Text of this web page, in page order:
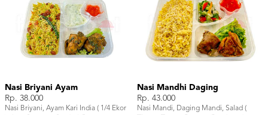
Nasi Briyani Ayam
Rp. 38.000
Nasi Briyani, Ayam Kari India ( 1/4 Ekor
Nasi Mandhi Daging
Rp. 43.000
Nasi Mandi, Daging Mandi, Salad (